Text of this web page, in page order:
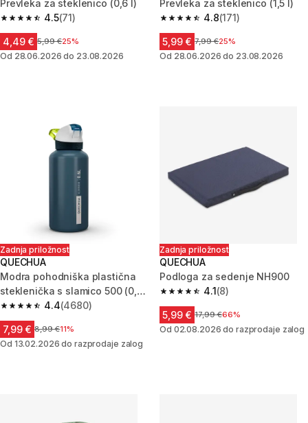
Prevleka za steklenico (0,6 l)
4.5
4.5 od 5 zvezdic from 71 ocene
(71)
4,49 € Cena pred znižanjem
5,99 €25%
Od 28.06.2026 do 23.08.2026
Prevleka za steklenico (1,5 l)
4.8
4.8 od 5 zvezdic from 171
(171)
5,99 € Cena pred znižanjem
7,99 €25%
Od 28.06.2026 do 23.08.2026
Zadnja priložnost
QUECHUA
Modra pohodniška plastična
steklenička s slamico 500 (0,6
l)
4.4
4.4 od 5 zvezdic from 4680 ocene
(4680)
7,99 € Cena pred znižanjem
8,99 €11%
Od 13.02.2026 do razprodaje zalog
Zadnja priložnost
QUECHUA
Podloga za sedenje NH900
4.1
4.1 od 5 zvezdic from 8 ocene
(8)
5,99 € Cena pred znižanjem
17,99 €66%
Od 02.08.2026 do razprodaje zalog